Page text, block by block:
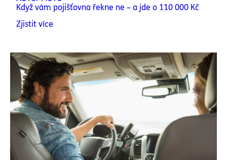
Když vám pojišťovna řekne ne – a jde o 110 000 Kč
Zjistit více